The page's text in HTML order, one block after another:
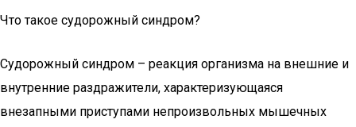
Что такое судорожный синдром?
Судорожный синдром – реакция организма на внешние и
внутренние раздражители, характеризующаяся
внезапными приступами непроизвольных мышечных